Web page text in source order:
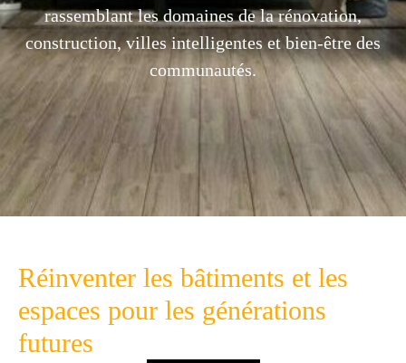
rassemblant les domaines de la rénovation,
construction, villes intelligentes et bien-être des
communautés.
Réinventer les bâtiments et les
espaces pour les générations
futures